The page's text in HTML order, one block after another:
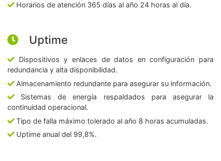
Horarios de atención 365 días al año 24 horas al día.
Uptime
Dispositivos y enlaces de datos en configuración para
redundancia y alta disponibilidad.
Almacenamiento redundante para asegurar su información.
Sistemas de energía respaldados para asegurar la
continuidad operacional.
Tipo de falla máximo tolerado al año 8 horas acumuladas.
Uptime anual del 99,8%.